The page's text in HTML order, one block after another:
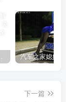
网VIP会员视频
下一篇